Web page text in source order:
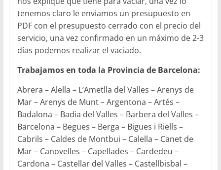
tenemos claro le enviamos un presupuesto en
PDF con el presupuesto cerrado con el precio del
servicio, una vez confirmado en un máximo de 2-3
días podemos realizar el vaciado.
Trabajamos en toda la Provincia de Barcelona:
Abrera – Alella – L’Ametlla del Valles – Arenys de
Mar – Arenys de Munt – Argentona – Artés –
Badalona – Badia del Valles – Barbera del Valles –
Barcelona – Begues – Berga – Bigues i Riells –
Cabrils – Caldes de Montbui – Calella – Canet de
Mar – Canovelles – Capellades – Cardedeu –
Cardona – Castellar del Valles – Castellbisbal –